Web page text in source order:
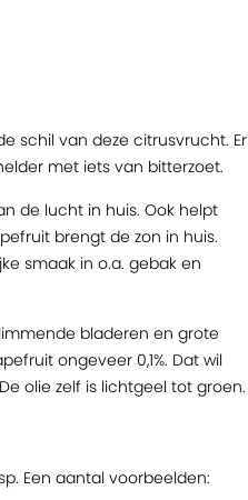
schil van deze citrusvrucht. Er
met iets van bitterzoet.
de lucht in huis. Ook helpt
brengt de zon in huis.
smaak in o.a. gebak en
bladeren en grote
ongeveer 0,1%. Dat wil
olie zelf is lichtgeel tot groen.
Een aantal voorbeelden: